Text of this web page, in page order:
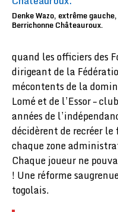
Denke Wazo, extrême
Berrichonne Châteauroux.
quand les officiers des
dirigeant de la
mécontents de la
Lomé et de l’Essor –
années de
décidèrent de recréer
chaque zone
Chaque joueur ne
! Une réforme
togolais.